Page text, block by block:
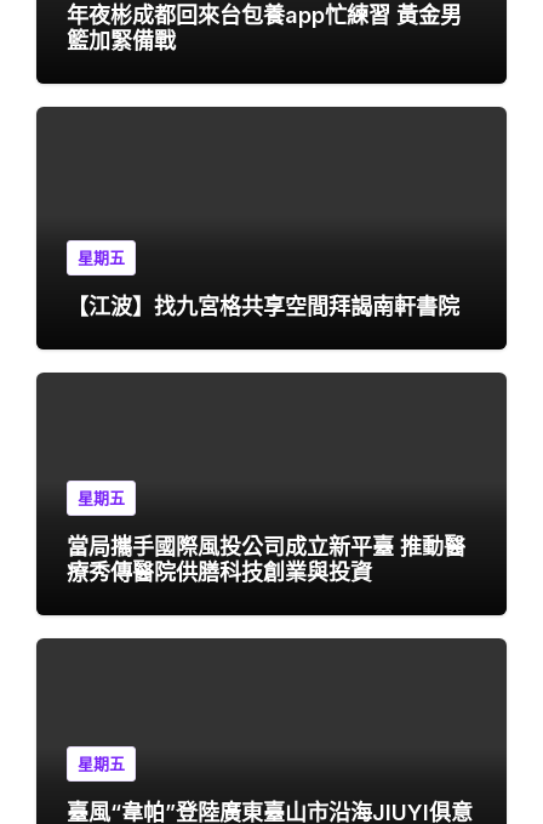
年夜彬成都回來台包養app忙練習 黃金男
籃加緊備戰
星期五
【江波】找九宮格共享空間拜謁南軒書院
星期五
當局攜手國際風投公司成立新平臺 推動醫
療秀傳醫院供膳科技創業與投資
星期五
臺風“韋帕”登陸廣東臺山市沿海JIUYI俱意